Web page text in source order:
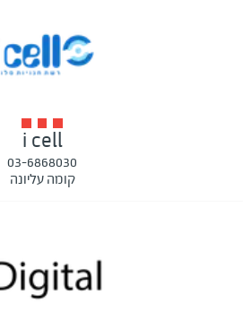
i cell
03-6868030
קומה עליונה